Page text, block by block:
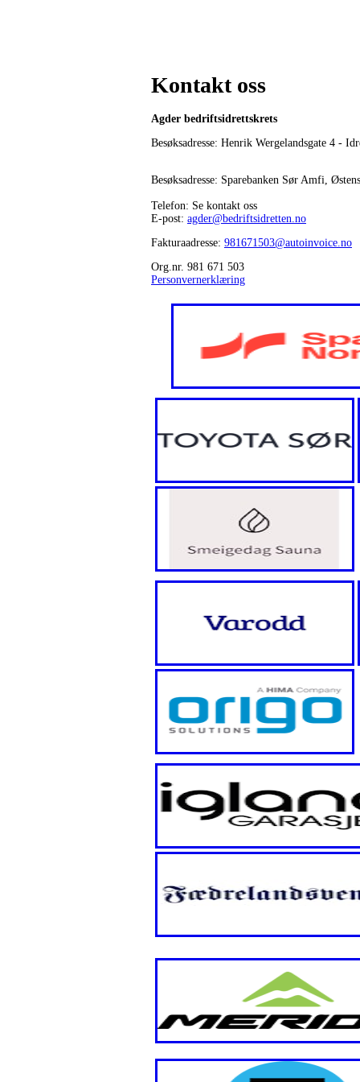
Kontakt oss
Agder bedriftsidrettskrets
Besøksadresse: Henrik Wergelandsgate 4 -
Besøksadresse: Sparebanken Sør Amfi,
Telefon: Se kontakt oss
E-post: agder@bedriftsidretten.no
Fakturaadresse: 981671503@autoinvoice.no
Org.nr. 981 671 503
Personvernerklæring